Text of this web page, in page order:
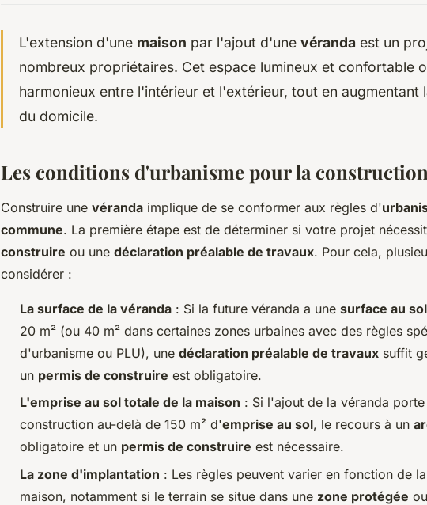
L'extension d'une maison par l'ajout d'une véranda est un
nombreux propriétaires. Cet espace lumineux et confortable
harmonieux entre l'intérieur et l'extérieur, tout en augmentant
du domicile.
Les conditions d'urbanisme pour la
Construire une véranda implique de se conformer aux règles d'
commune. La première étape est de déterminer si votre projet
construire ou une déclaration préalable de travaux. Pour cela,
considérer :
La surface de la véranda : Si la future véranda a une surface au sol
20 m² (ou 40 m² dans certaines zones urbaines avec des règles
d'urbanisme ou PLU), une déclaration préalable de travaux suffit
un permis de construire est obligatoire.
L'emprise au sol totale de la maison : Si l'ajout de la véranda
construction au-delà de 150 m² d'emprise au sol, le recours à un
obligatoire et un permis de construire est nécessaire.
La zone d'implantation : Les règles peuvent varier en fonction de
maison, notamment si le terrain se situe dans une zone protégée